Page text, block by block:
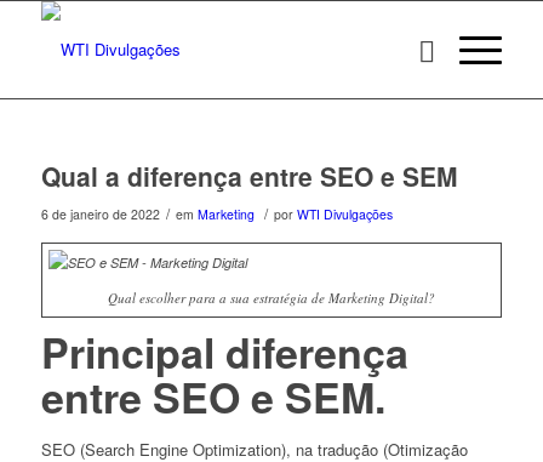
Qual a diferença entre SEO e SEM
6 de janeiro de 2022 / em Marketing / por WTI Divulgações
Qual escolher para a sua estratégia de Marketing Digital?
Principal diferença
entre SEO e SEM.
SEO (Search Engine Optimization), na tradução (Otimização